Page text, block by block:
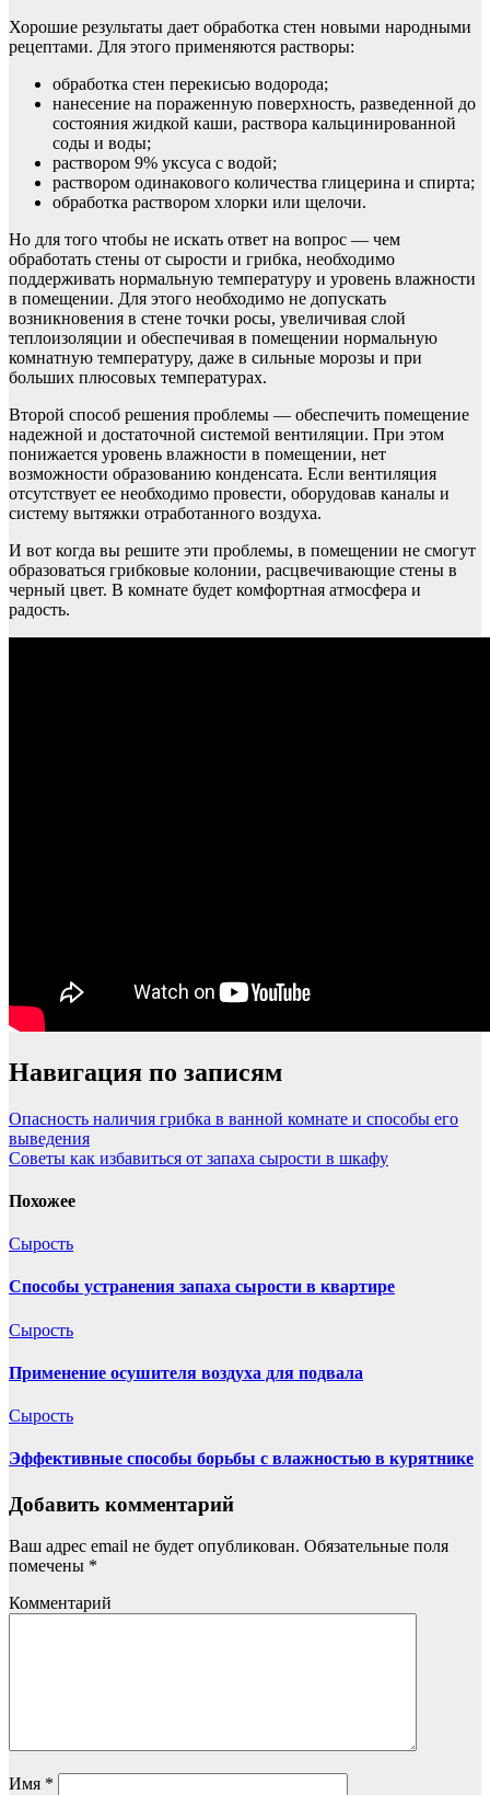
Хорошие результаты дает обработка стен новыми народными
рецептами. Для этого применяются растворы:
обработка стен перекисью водорода;
нанесение на пораженную поверхность, разведенной до
состояния жидкой каши, раствора кальцинированной
соды и воды;
раствором 9% уксуса с водой;
раствором одинакового количества глицерина и спирта;
обработка раствором хлорки или щелочи.
Но для того чтобы не искать ответ на вопрос — чем
обработать стены от сырости и грибка, необходимо
поддерживать нормальную температуру и уровень влажности
в помещении. Для этого необходимо не допускать
возникновения в стене точки росы, увеличивая слой
теплоизоляции и обеспечивая в помещении нормальную
комнатную температуру, даже в сильные морозы и при
больших плюсовых температурах.
Второй способ решения проблемы — обеспечить помещение
надежной и достаточной системой вентиляции. При этом
понижается уровень влажности в помещении, нет
возможности образованию конденсата. Если вентиляция
отсутствует ее необходимо провести, оборудовав каналы и
систему вытяжки отработанного воздуха.
И вот когда вы решите эти проблемы, в помещении не смогут
образоваться грибковые колонии, расцвечивающие стены в
черный цвет. В комнате будет комфортная атмосфера и
радость.
Навигация по записям
Опасность наличия грибка в ванной комнате и способы его
выведения
Советы как избавиться от запаха сырости в шкафу
Похожее
Сырость
Способы устранения запаха сырости в квартире
Сырость
Применение осушителя воздуха для подвала
Сырость
Эффективные способы борьбы с влажностью в курятнике
Добавить комментарий
Ваш адрес email не будет опубликован. Обязательные поля
помечены *
Комментарий
Имя *